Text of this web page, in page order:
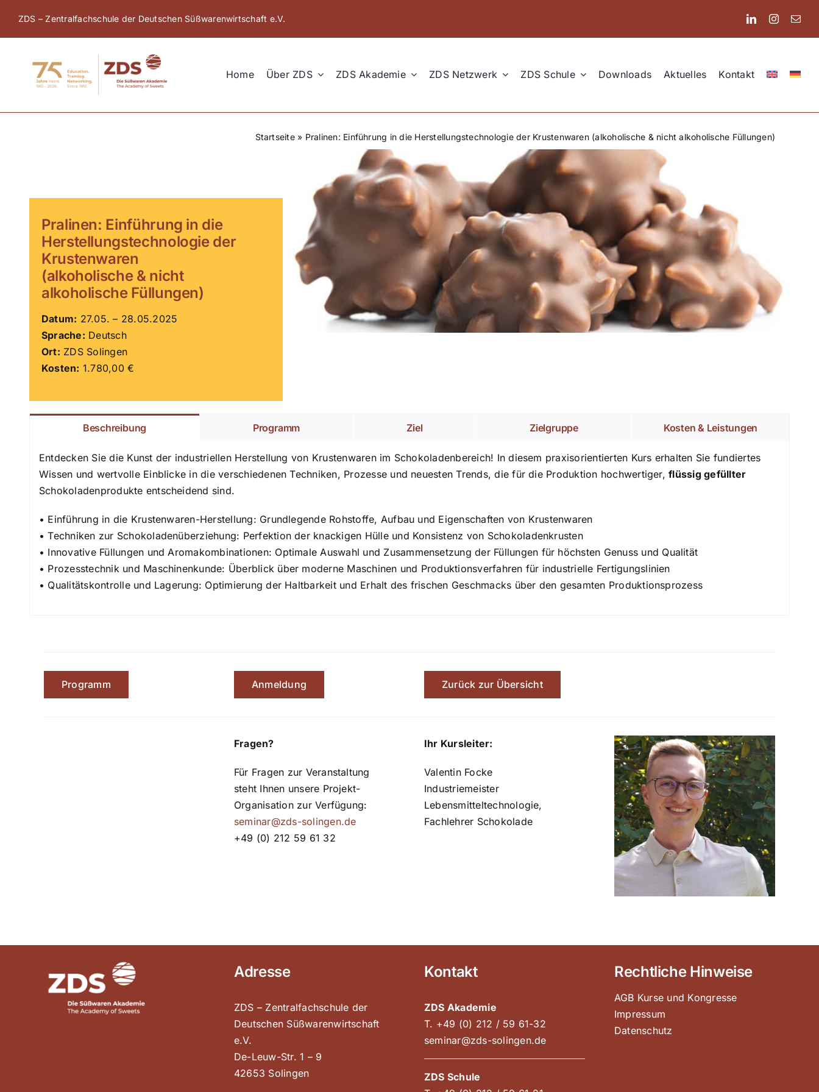
Inhalt
springen
ZDS – Zentralfachschule der Deutschen Süßwarenwirtschaft e.V.
Home Über ZDS ZDS Akademie ZDS Netzwerk ZDS Schule Downloads Aktuelles Kontakt
Startseite» Pralinen: Einführung in die Herstellungstechnologie der Krustenwaren (alkoholische & nicht alkoholische Füllungen)
Pralinen: Einführung in die
Herstellungstechnologie der
Krustenwaren
(alkoholische & nicht
alkoholische Füllungen)
Datum: 27.05. – 28.05.2025
Sprache: Deutsch
Ort: ZDS Solingen
Kosten: 1.780,00 €
Beschreibung Programm Ziel Zielgruppe Kosten & Leistungen
Entdecken Sie die Kunst der industriellen Herstellung von Krustenwaren im Schokoladenbereich! In diesem praxisorientierten Kurs erhalten Sie fundiertes
Wissen und wertvolle Einblicke in die verschiedenen Techniken, Prozesse und neuesten Trends, die für die Produktion hochwertiger,flüssig gefüllter
Schokoladenprodukte entscheidend sind.
• Einführung in die Krustenwaren-Herstellung: Grundlegende Rohstoffe, Aufbau und Eigenschaften von Krustenwaren
• Techniken zur Schokoladenüberziehung: Perfektion der knackigen Hülle und Konsistenz von Schokoladenkrusten
• Innovative Füllungen und Aromakombinationen: Optimale Auswahl und Zusammensetzung der Füllungen für höchsten Genuss und Qualität
• Prozesstechnik und Maschinenkunde: Überblick über moderne Maschinen und Produktionsverfahren für industrielle Fertigungslinien
• Qualitätskontrolle und Lagerung: Optimierung der Haltbarkeit und Erhalt des frischen Geschmacks über den gesamten Produktionsprozess
Programm Anmeldung Zurück zur Übersicht
Fragen?
Für Fragen zur Veranstaltung
steht Ihnen unsere Projekt-
Organisation zur Verfügung:
seminar@zds-solingen.de
+49 (0) 212 59 61 32
Ihr Kursleiter:
Valentin Focke
Industriemeister
Lebensmitteltechnologie,
Fachlehrer Schokolade
Adresse
ZDS – Zentralfachschule der
Deutschen Süßwarenwirtschaft
e.V.
De-Leuw-Str. 1 – 9
42653 Solingen
Kontakt
ZDS Akademie
T. +49 (0) 212 / 59 61-32
seminar@zds-solingen.de
ZDS Schule
Rechtliche Hinweise
AGB Kurse und Kongresse
Impressum
Datenschutz